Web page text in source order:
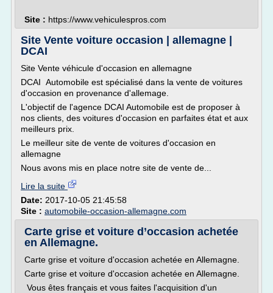
Site : https://www.vehiculespros.com
Site Vente voiture occasion | allemagne |
DCAI
Site Vente véhicule d'occasion en allemagne
DCAI Automobile est spécialisé dans la vente de voitures
d'occasion en provenance d'allemage.
L'objectif de l'agence DCAI Automobile est de proposer à
nos clients, des voitures d'occasion en parfaites état et aux
meilleurs prix.
Le meilleur site de vente de voitures d'occasion en
allemagne
Nous avons mis en place notre site de vente de...
Lire la suite
Date: 2017-10-05 21:45:58
Site : automobile-occasion-allemagne.com
Carte grise et voiture d’occasion achetée
en Allemagne.
Carte grise et voiture d'occasion achetée en Allemagne.
Carte grise et voiture d'occasion achetée en Allemagne.
Vous êtes français et vous faites l'acquisition d'un